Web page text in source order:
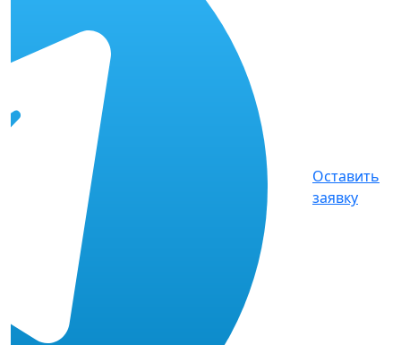
Оставить
заявку